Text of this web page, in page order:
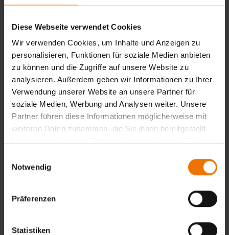
Diese Webseite verwendet Cookies
Wir verwenden Cookies, um Inhalte und Anzeigen zu
personalisieren, Funktionen für soziale Medien anbieten
zu können und die Zugriffe auf unsere Website zu
analysieren. Außerdem geben wir Informationen zu Ihrer
Verwendung unserer Website an unsere Partner für
soziale Medien, Werbung und Analysen weiter. Unsere
Partner führen diese Informationen möglicherweise mit
weiteren Daten zusammen, die Sie ihnen bereitgestellt
Notwendig
Präferenzen
Statistiken
Präsenzphase Teil 3 HG 3
13.11.2026 – 17.11.2026 Fellbach
Anfragen
Präsenzphase Teil 3 HG 4
Anfragen